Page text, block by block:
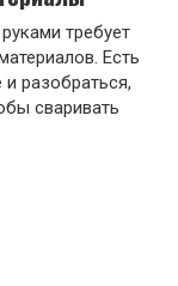
требует
Есть
разобраться,
сваривать